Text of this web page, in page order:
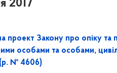
2017
проект Закону про опіку та
особами та особами,
№ 4606)